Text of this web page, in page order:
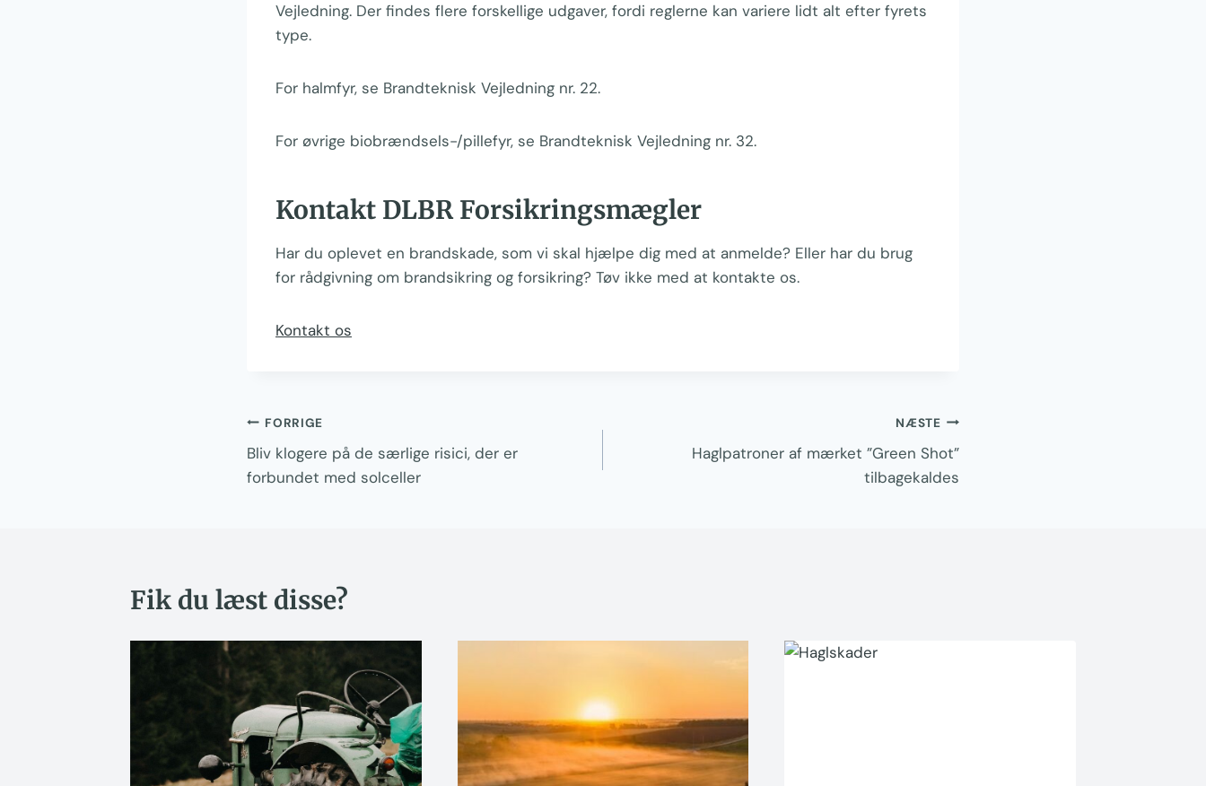
Vejledning. Der findes flere forskellige udgaver, fordi reglerne kan variere lidt alt efter fyrets
type.
For halmfyr, se Brandteknisk Vejledning nr. 22.
For øvrige biobrændsels-/pillefyr, se Brandteknisk Vejledning nr. 32.
Kontakt DLBR Forsikringsmægler
Har du oplevet en brandskade, som vi skal hjælpe dig med at anmelde? Eller har du brug
for rådgivning om brandsikring og forsikring? Tøv ikke med at kontakte os.
Kontakt os
Indlægsnavigation
FORRIGE
Bliv klogere på de særlige risici, der er
forbundet med solceller
NÆSTE
Haglpatroner af mærket ”Green Shot”
tilbagekaldes
Fik du læst disse?